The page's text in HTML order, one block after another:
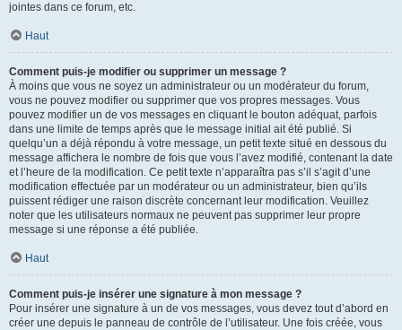
jointes dans ce forum, etc.
Haut
Comment puis-je modifier ou supprimer un message ?
À moins que vous ne soyez un administrateur ou un modérateur du forum,
vous ne pouvez modifier ou supprimer que vos propres messages. Vous
pouvez modifier un de vos messages en cliquant le bouton adéquat, parfois
dans une limite de temps après que le message initial ait été publié. Si
quelqu’un a déjà répondu à votre message, un petit texte situé en dessous du
message affichera le nombre de fois que vous l’avez modifié, contenant la date
et l’heure de la modification. Ce petit texte n’apparaîtra pas s’il s’agit d’une
modification effectuée par un modérateur ou un administrateur, bien qu’ils
puissent rédiger une raison discrète concernant leur modification. Veuillez
noter que les utilisateurs normaux ne peuvent pas supprimer leur propre
message si une réponse a été publiée.
Haut
Comment puis-je insérer une signature à mon message ?
Pour insérer une signature à un de vos messages, vous devez tout d’abord en
créer une depuis le panneau de contrôle de l’utilisateur. Une fois créée, vous